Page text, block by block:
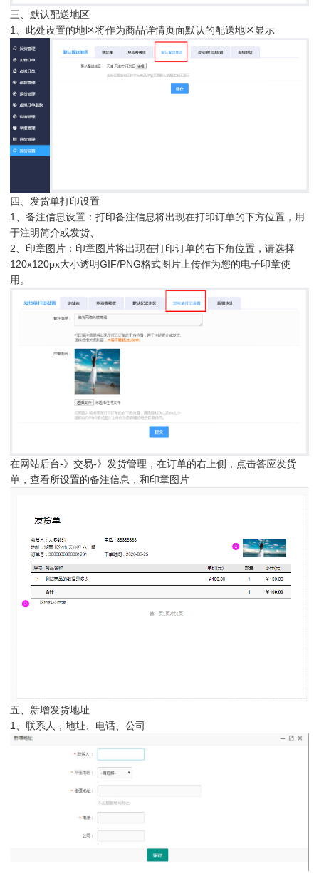
三、默认配送地区
1、此处设置的地区将作为商品详情页面默认的配送地区显示
四、发货单打印设置
1、备注信息设置：打印备注信息将出现在打印订单的下方位置，用
于注明简介或发货、
2、印章图片：印章图片将出现在打印订单的右下角位置，请选择
120x120px大小透明GIF/PNG格式图片上传作为您的电子印章使
用。
在网站后台-》交易-》发货管理，在订单的右上侧，点击答应发货
单，查看所设置的备注信息，和印章图片
五、新增发货地址
1、联系人，地址、电话、公司